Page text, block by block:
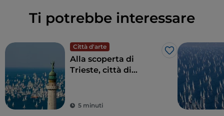
Ti potrebbe interessare
Città d'arte
Like
Alla scoperta di
Trieste, città di
5 minuti